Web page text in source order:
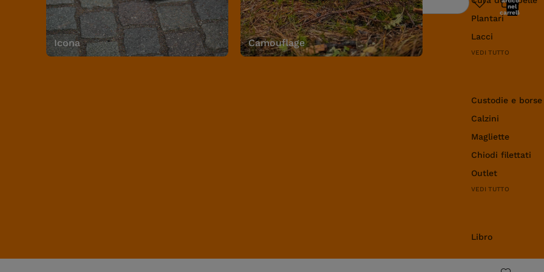
Icona Camouflage
Plantari
Lacci
VEDI TUTTO
Custodie e
Calzini
Magliette
Chiodi filettati
Outlet
VEDI TUTTO
Libro
Ricerca
nel
carrello: